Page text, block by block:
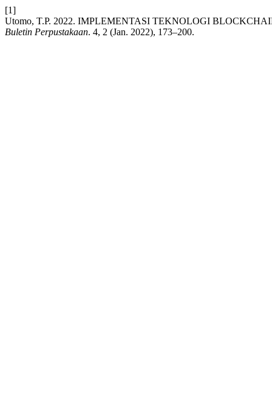
[1]
Utomo, T.P. 2022. IMPLEMENTASI TEKNOLOGI
Buletin Perpustakaan. 4, 2 (Jan. 2022), 173–200.